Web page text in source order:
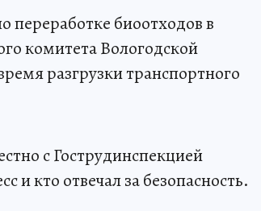
биоотходов в
комитета Вологодской
разгрузки транспортного
с Гострудинспекцией
и кто отвечал за безопасность.